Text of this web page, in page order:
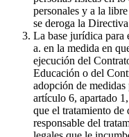
personales y a la
se deroga la
La base jurídica para
a. en la medida en
ejecución del
Educación o del
adopción de
artículo 6, apartado
que el tratamiento de
responsable del